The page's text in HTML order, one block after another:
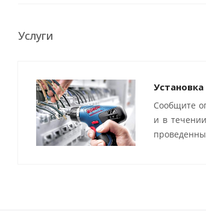
Услуги
Сообщите
и в